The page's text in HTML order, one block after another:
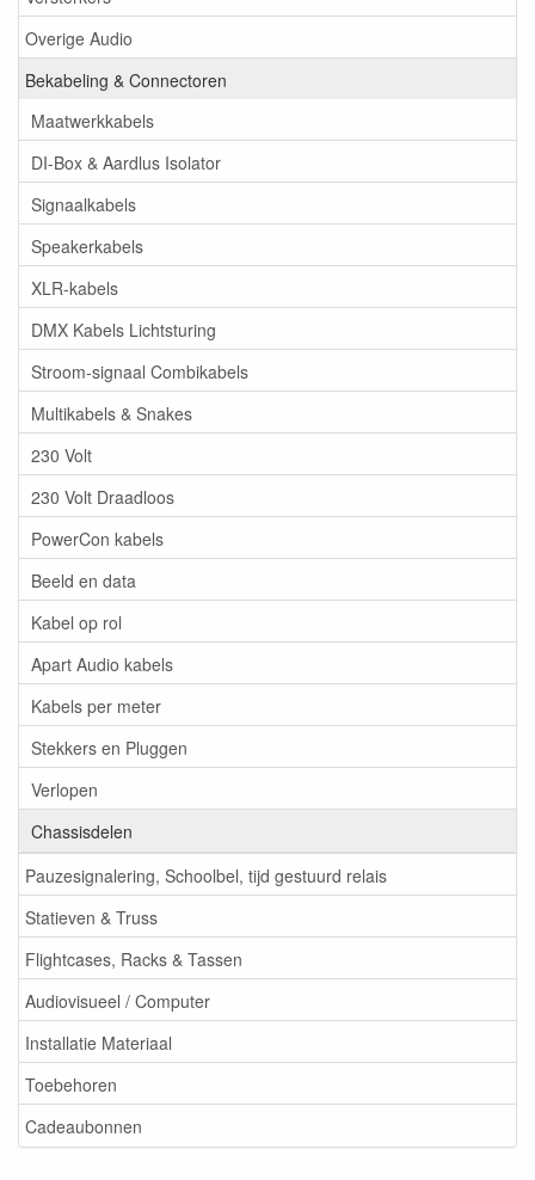
Overige Audio
Bekabeling & Connectoren
Maatwerkkabels
DI-Box & Aardlus Isolator
Signaalkabels
Speakerkabels
XLR-kabels
DMX Kabels Lichtsturing
Stroom-signaal Combikabels
Multikabels & Snakes
230 Volt
230 Volt Draadloos
PowerCon kabels
Beeld en data
Kabel op rol
Apart Audio kabels
Kabels per meter
Stekkers en Pluggen
Verlopen
Chassisdelen
Pauzesignalering, Schoolbel, tijd gestuurd relais
Statieven & Truss
Flightcases, Racks & Tassen
Audiovisueel / Computer
Installatie Materiaal
Toebehoren
Cadeaubonnen